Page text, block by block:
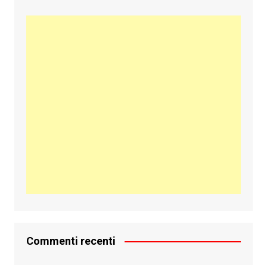
Commenti recenti